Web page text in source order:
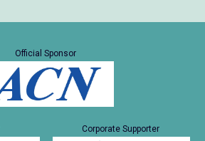
Official Sponsor
Corporate Supporter